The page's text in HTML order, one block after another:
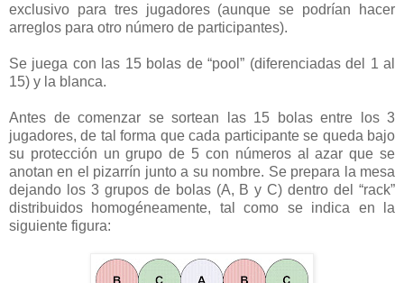
exclusivo para tres jugadores (aunque se podrían hacer
arreglos para otro número de participantes).
Se juega con las 15 bolas de “pool” (diferenciadas del 1 al
15) y la blanca.
Antes de comenzar se sortean las 15 bolas entre los 3
jugadores, de tal forma que cada participante se queda bajo
su protección un grupo de 5 con números al azar que se
anotan en el pizarrín junto a su nombre. Se prepara la mesa
dejando los 3 grupos de bolas (A, B y C) dentro del “rack”
distribuidos homogéneamente, tal como se indica en la
siguiente figura: